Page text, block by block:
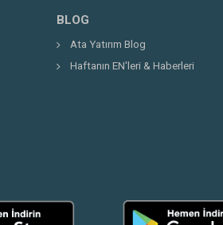
BLOG
Ata Yatırım Blog
Haftanın EN'leri & Haberleri